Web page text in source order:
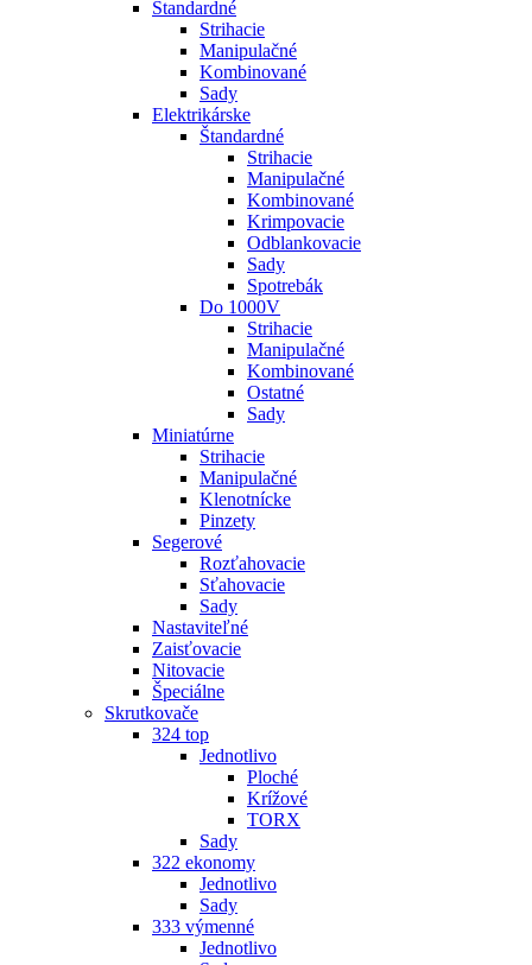
Štandardné
Strihacie
Manipulačné
Kombinované
Sady
Elektrikárske
Štandardné
Strihacie
Manipulačné
Kombinované
Krimpovacie
Odblankovacie
Sady
Spotrebák
Do 1000V
Strihacie
Manipulačné
Kombinované
Ostatné
Sady
Miniatúrne
Strihacie
Manipulačné
Klenotnícke
Pinzety
Segerové
Rozťahovacie
Sťahovacie
Sady
Nastaviteľné
Zaisťovacie
Nitovacie
Špeciálne
Skrutkovače
324 top
Jednotlivo
Ploché
Krížové
TORX
Sady
322 ekonomy
Jednotlivo
Sady
333 výmenné
Jednotlivo